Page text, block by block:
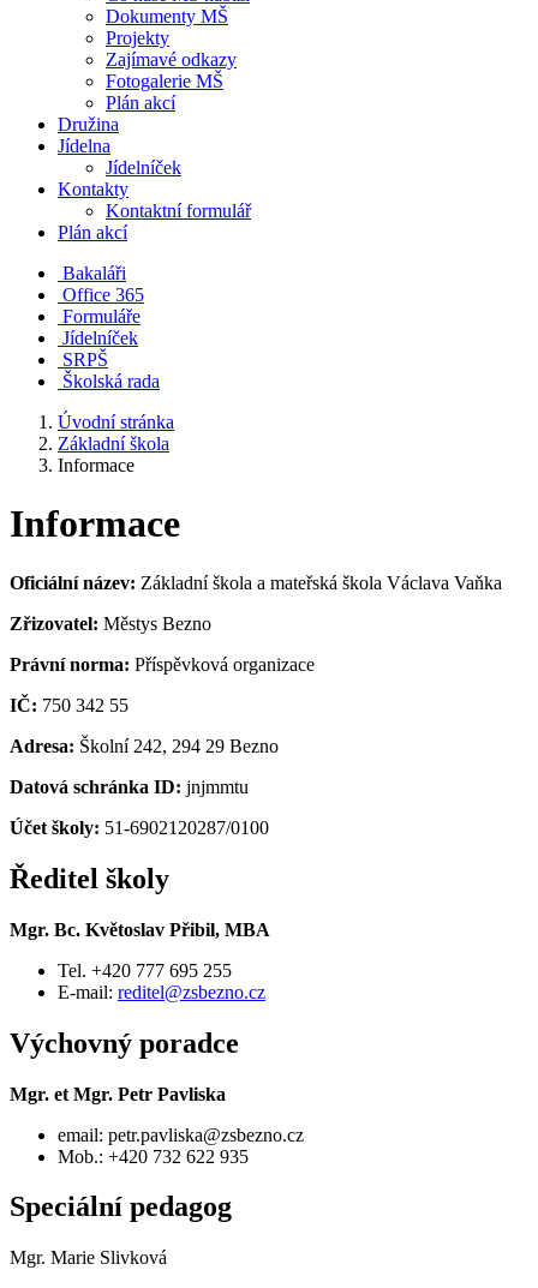
Dokumenty MŠ
Projekty
Zajímavé odkazy
Fotogalerie MŠ
Plán akcí
Družina
Jídelna
Jídelníček
Kontakty
Kontaktní formulář
Plán akcí
Bakaláři
Office 365
Formuláře
Jídelníček
SRPŠ
Školská rada
Úvodní stránka
Základní škola
Informace
Informace
Oficiální název: Základní škola a mateřská škola Václava Vaňka
Zřizovatel: Městys Bezno
Právní norma: Příspěvková organizace
IČ: 750 342 55
Adresa: Školní 242, 294 29 Bezno
Datová schránka ID: jnjmmtu
Účet školy: 51-6902120287/0100
Ředitel školy
Mgr. Bc. Květoslav Přibil, MBA
Tel. +420 777 695 255
E-mail: reditel@zsbezno.cz
Výchovný poradce
Mgr. et Mgr. Petr Pavliska
email: petr.pavliska@zsbezno.cz
Mob.: +420 732 622 935
Speciální pedagog
Mgr. Marie Slivková